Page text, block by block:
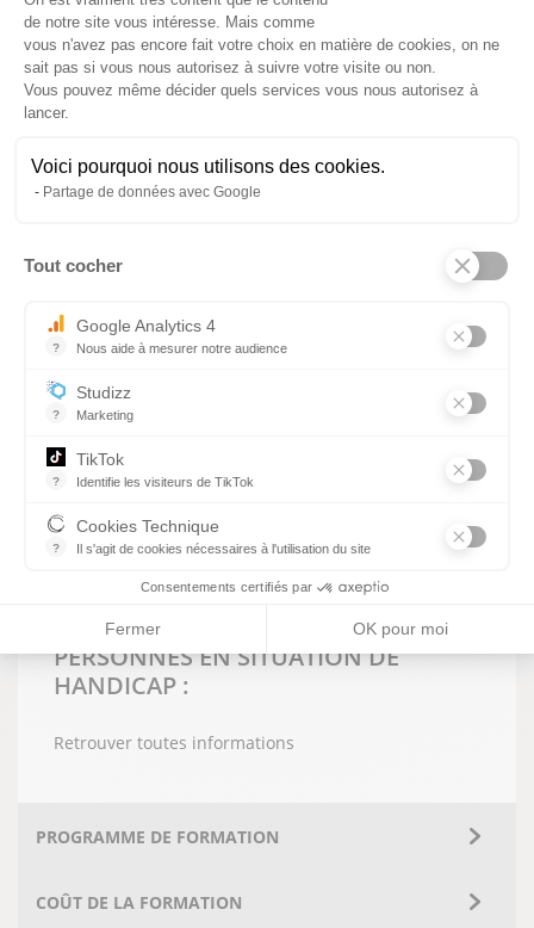
de notre site vous intéresse. Mais comme
vous n'avez pas encore fait votre choix en matière de cookies, on ne
sait pas si vous nous autorisez à suivre votre visite ou non.
Vous pouvez même décider quels services vous nous autorisez à
lancer.
Voici pourquoi nous utilisons des cookies.
Partage de données avec Google
Tout cocher
?
Google Analytics 4
Nous aide à mesurer notre audience
?
Studizz
Marketing
?
TikTok
Identifie les visiteurs de TikTok
?
Cookies Technique
Il s'agit de cookies nécessaires à l'utilisation du site
Consentements certifiés par
Fermer OK pour moi
Manipuler et stocker les produits chimiques en
toute sécurité.
Comprendre les procédures en cas d’accident
ou d’incident.
MOYENS PEDAGOGIQUES ET
Formation en présentiel
Supports audiovisuels, animation de groupe,
remise de documents
ACQUIS :
Quizz, étude de cas
Evaluation de fin de formation
MODALITÉS D'ACCES AUX
PERSONNES EN SITUATION DE
HANDICAP :
Retrouver toutes informations
PROGRAMME DE FORMATION
COÛT DE LA FORMATION